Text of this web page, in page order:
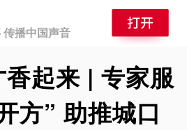
播中国声音
起来 | 专家服
方” 助推城口